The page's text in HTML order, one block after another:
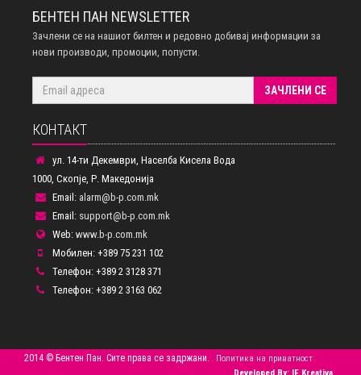
БЕНТЕН ПАН NEWSLETTER
Зачлени се на нашиот билтен и редовно добивај информации за
нови производи, промоции, попусти.
ЗАЧЛЕНИ СЕ
КОНТАКТ
ул. 14-ти Декември, Населба Кисела Вода
1000, Скопје, Р. Македонија
Email: alarm@b-p.com.mk
Email: support@b-p.com.mk
Web: www.b-p.com.mk
Мобилен: +389 75 231 102
Телефон: +389 2 3128 371
Телефон: +389 2 3163 062
2014 © Бентен Пан. Сите права се задржани.
Политика на приватност